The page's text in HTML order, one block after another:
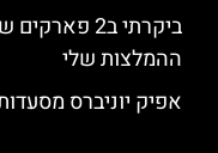
ביקרתי ב2
ההמלצות שלי
אפיק יוניברס